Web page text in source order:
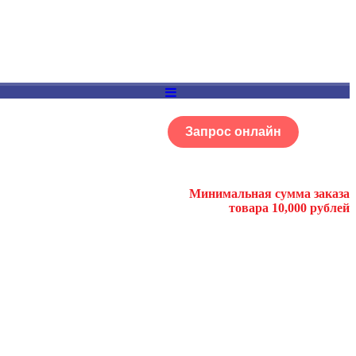
Запрос онлайн
Минимальная сумма заказа
товара 10,000 рублей